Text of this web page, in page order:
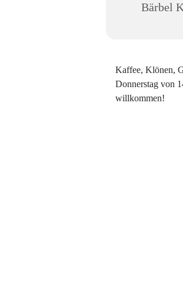
Bärbel
Kaffee, Klönen,
Donnerstag von
willkommen!